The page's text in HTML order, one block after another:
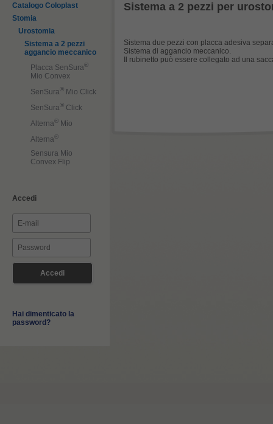
Catalogo Coloplast
Stomia
Urostomia
Sistema a 2 pezzi
aggancio meccanico
Placca SenSura ®
Mio Convex
SenSura ®
Mio Click
SenSura ® Click
Alterna ®
Mio
Alterna ®
Sensura Mio
Convex Flip
Accedi
Hai dimenticato la
password?
Sistema a 2 pezzi per
Sistema due pezzi con placca adesiva
Sistema di aggancio meccanico.
Il rubinetto può essere collegato ad una